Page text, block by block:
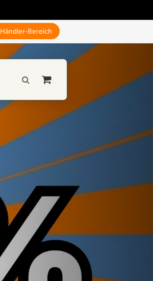
Händler-Bereich